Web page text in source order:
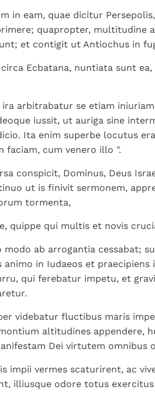
herkennen
groeit stilletjes door
liefde, niet door
dwang
De mystiek. De
mystieke
verschijnselen en de
heiligheid
in eam, quae dicitur
quapropter, multitudine
et contigit ut Antiochus in
Ecbatana, nuntiata sunt
arbitrabatur se etiam
iussit, ut auriga sine
Ita enim superbe locutus
faciam, cum venero illo ".
conspicit, Dominus, Deus
ut is finivit sermonem,
tormenta,
quippe qui multis et novis
modo ab arrogantia cessabat;
animo in Iudaeos et
qui ferebatur impetu, et
videbatur fluctibus maris
altitudines appendere,
Dei virtutem omnibus
impii vermes scaturirent, ac
illiusque odore totus